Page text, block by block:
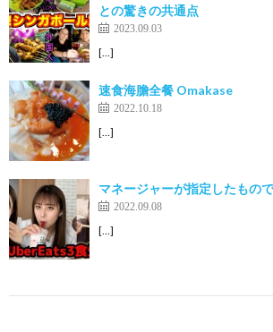
との驚きの共通点
2023.09.03
[…]
速食海膽全餐 Omakase
2022.10.18
[…]
マネージャーが指定したもの
2022.09.08
[…]